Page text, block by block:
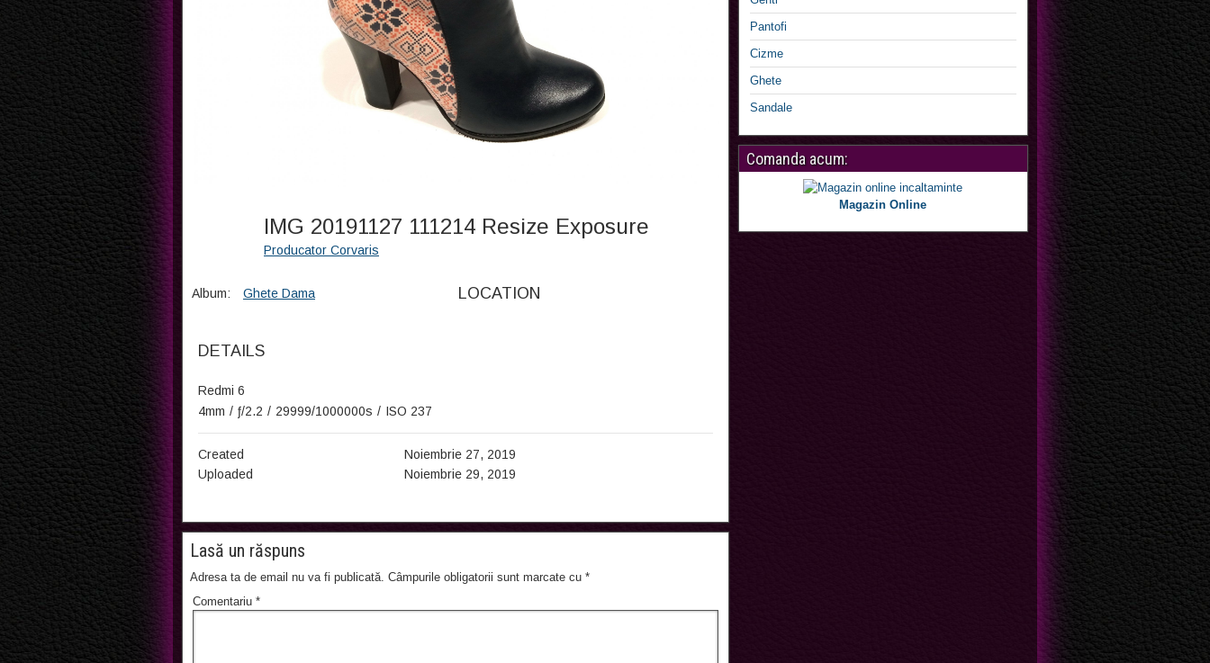
IMG 20191127 111214 Resize Exposure
Producator Corvaris
Album: Ghete Dama LOCATION
DETAILS
Redmi 6
4mm / ƒ/2.2 / 29999/1000000s / ISO 237
Created
Noiembrie 27, 2019
Uploaded
Noiembrie 29, 2019
Lasă un răspuns
Adresa ta de email nu va fi publicată. Câmpurile obligatorii sunt marcate cu *
Comentariu *
Pantofi
Cizme
Ghete
Sandale
Comanda acum:
Magazin Online